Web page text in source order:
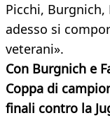
Picchi,
adesso si
veterani».
Con Burgnich e
Coppa di
finali contro la